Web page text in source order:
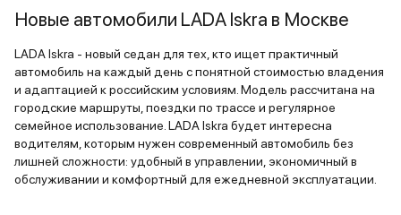
ПТС В наличии
Серебристый "Платина" металлик
и еще 27 опций
1 296 000 ₽
1 000 600 ₽
LADA • Iskra
LADA • Iskra
ПТС В наличии
1 610 000 ₽
LADA • Iskra
ПТС В наличии
Новые автомобили LADA Iskra в Москве
LADA Iskra - новый седан для тех, кто ищет практичный
автомобиль на каждый день с понятной стоимостью владения
и адаптацией к российским условиям. Модель рассчитана на
городские маршруты, поездки по трассе и регулярное
семейное использование. LADA Iskra будет интересна
водителям, которым нужен современный автомобиль без
лишней сложности: удобный в управлении, экономичный в
обслуживании и комфортный для ежедневной эксплуатации.